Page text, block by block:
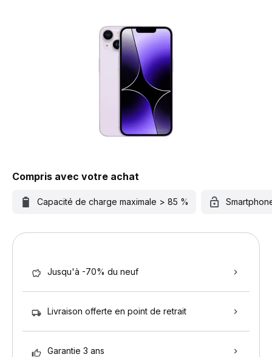
Compris avec votre achat
Capacité de charge maximale > 85 %
Jusqu'à -70% du neuf
Livraison offerte en point de retrait
Garantie 3 ans